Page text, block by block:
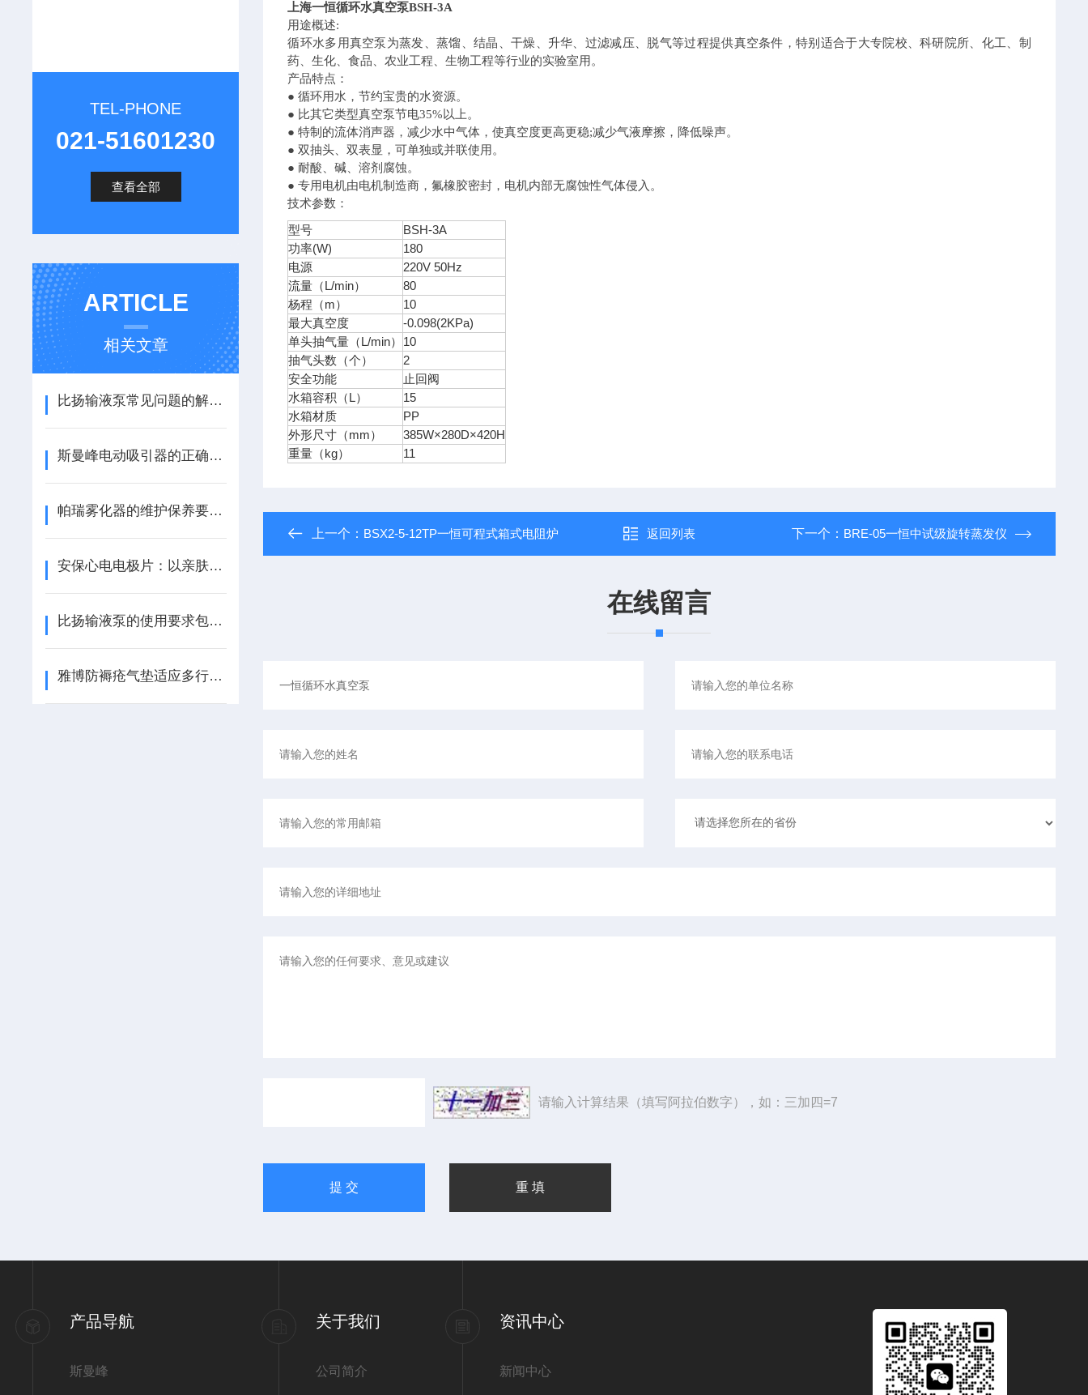
TEL-PHONE
021-51601230
查看全部
ARTICLE
相关文章
比扬输液泵常见问题的解决方法
斯曼峰电动吸引器的正确维护保养方法
帕瑞雾化器的维护保养要求介绍
安保心电电极片：以亲肤舒适，解锁心电监测的人文关怀
比扬输液泵的使用要求包括以下几个方面
雅博防褥疮气垫适应多行业需求
上海一恒循环水真空泵BSH-3A
用途概述:
循环水多用真空泵为蒸发、蒸馏、结晶、干燥、升华、过滤减压、脱气等过程提供真空条件，特别适合于大专院校、科研院所、化工、制
药、生化、食品、农业工程、生物工程等行业的实验室用。
产品特点：
● 循环用水，节约宝贵的水资源。
● 比其它类型真空泵节电35%以上。
● 特制的流体消声器，减少水中气体，使真空度更高更稳;减少气液摩擦，降低噪声。
● 双抽头、双表显，可单独或并联使用。
● 耐酸、碱、溶剂腐蚀。
● 专用电机由电机制造商，氟橡胶密封，电机内部无腐蚀性气体侵入。
技术参数：
型号
BSH-3A
功率(W)
180
电源
220V 50Hz
流量（L/min）
80
杨程（m）
10
最大真空度
-0.098(2KPa)
单头抽气量（L/min） 10
抽气头数（个）
2
安全功能
止回阀
水箱容积（L）
15
水箱材质
PP
外形尺寸（mm）
385W×280D×420H
重量（kg）
11
上一个： BSX2-5-12TP一恒可程式箱式电阻炉 返回列表 下一个： BRE-05一恒中试级旋转蒸发仪
在线留言
请输入计算结果（填写阿拉伯数字），如：三加四=7
产品导航
斯曼峰
关于我们
公司简介
资讯中心
新闻中心